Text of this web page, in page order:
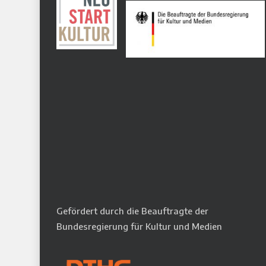
Gefördert durch die Beauftragte der
Bundesregierung für Kultur und Medien